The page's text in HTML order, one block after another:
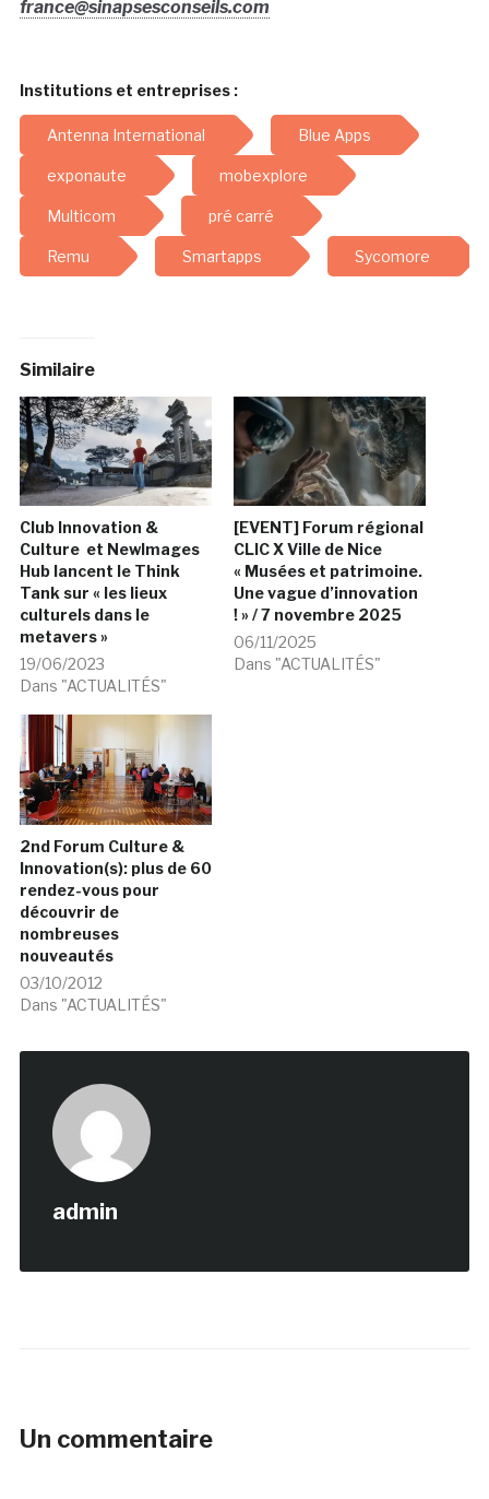
france@sinapsesconseils.com
Institutions et entreprises :
Antenna International Blue Apps
exponaute mobexplore
Multicom pré carré
Remu Smartapps Sycomore
Similaire
Club Innovation &
Culture et NewImages
Hub lancent le Think
Tank sur « les lieux
culturels dans le
metavers »
19/06/2023
Dans "ACTUALITÉS"
[EVENT] Forum régional
CLIC X Ville de Nice
« Musées et patrimoine.
Une vague d’innovation
! » / 7 novembre 2025
06/11/2025
Dans "ACTUALITÉS"
2nd Forum Culture &
Innovation(s): plus de 60
rendez-vous pour
découvrir de
nombreuses
nouveautés
03/10/2012
Dans "ACTUALITÉS"
admin
Un commentaire